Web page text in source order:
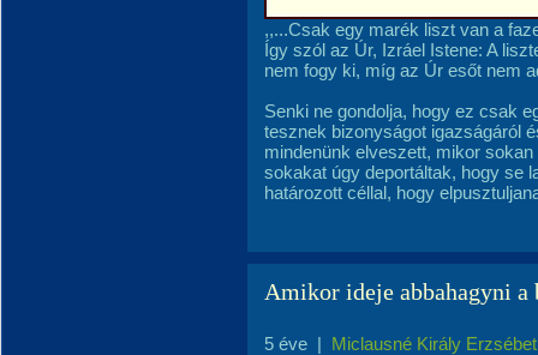
,,...Csak egy marék liszt van a
Így szól az Úr, Izráel Istene: A
nem fogy ki, míg az Úr esőt nem
Senki ne gondolja, hogy ez csak
tesznek bizonyságot igazságáról
mindenünk elveszett, mikor
sokakat úgy deportáltak, hogy se
határozott céllal, hogy
Amikor ideje abbahagyni a
5 éve | Miclausné Király Erzsébet